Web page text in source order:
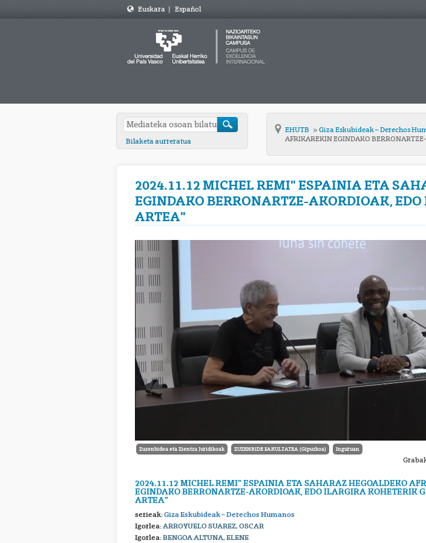
Euskara | Español
Bilaketa aurreratua
EHUTB Giza Eskubideak – Derechos
AFRIKAREKIN EGINDAKO
2024.11.12 MICHEL REMI" ESPAINIA ETA
EGINDAKO BERRONARTZE-AKORDIOAK,
ARTEA"
Zuzenbidea eta Zientza Juridikoak ZUZENBIDE FAKULTATEA (Gipuzkoa) Inguruan
2024.11.12 MICHEL REMI" ESPAINIA ETA SAHARAZ HEGOALDEKO
EGINDAKO BERRONARTZE-AKORDIOAK, EDO ILARGIRA KOHETERIK
ARTEA"
serieak:Giza Eskubideak – Derechos Humanos
Igorlea:ARROYUELO SUAREZ, OSCAR
Igorlea:BENGOA ALTUNA, ELENE